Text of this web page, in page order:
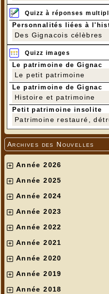
Quizz à réponses
Personnalités liées à
Des Gignacois célèbres
Quizz images
Le patrimoine de Gignac
Le petit patrimoine
Le patrimoine de Gignac
Histoire et patrimoine
Petit patrimoine insolite
Patrimoine restauré,
Archives des Nouvelles
Année 2026
Année 2025
Année 2024
Année 2023
Année 2022
Année 2021
Année 2020
Année 2019
Année 2018